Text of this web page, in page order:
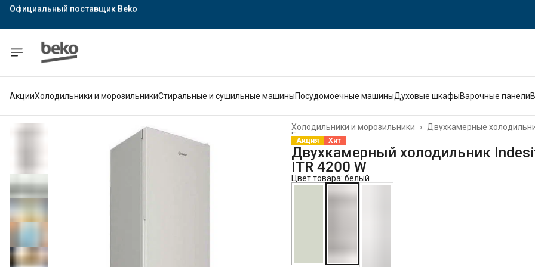
Официальный поставщик Indesit
Официальный поставщик Hotpoint
АкцииХолодильники и морозильникиСтиральные и сушильные машиныПосудомоечные машиныДуховые шкафыВарочные панели
Двухкамерные
Холодильники и морозильники
›
Главная ›
Акция Хит
Двухкамерный холодильник
ITR 4200 W
Цвет товара: белый